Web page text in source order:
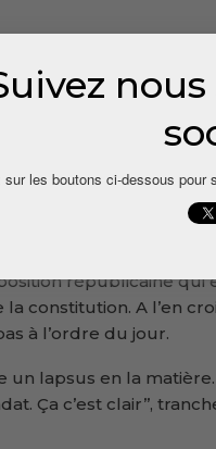
républicaine qui
constitution. A l’en
à l’ordre du jour.
un lapsus en la
Ça c’est clair’’,
sur les boutons ci-dessous pour